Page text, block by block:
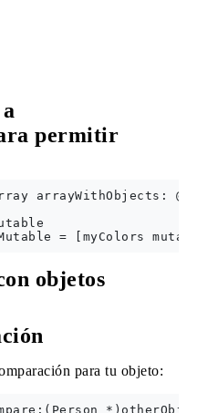
permitir
arrayWithObjects:
objetos
para tu objeto: